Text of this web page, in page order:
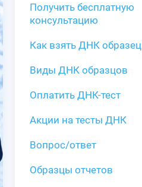
Получить бесплатную
консультацию
Как взять ДНК образец
Виды ДНК образцов
Оплатить ДНК-тест
Акции на тесты ДНК
Вопрос/ответ
Образцы отчетов